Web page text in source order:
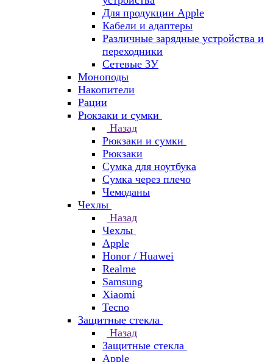
Для продукции Apple
Кабели и адаптеры
Различные зарядные устройства и
переходники
Сетевые ЗУ
Моноподы
Накопители
Рации
Рюкзаки и сумки
Назад
Рюкзаки и сумки
Рюкзаки
Сумка для ноутбука
Сумка через плечо
Чемоданы
Чехлы
Назад
Чехлы
Apple
Honor / Huawei
Realme
Samsung
Xiaomi
Tecno
Защитные стекла
Назад
Защитные стекла
Apple